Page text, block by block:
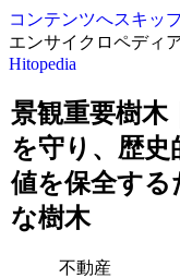
コンテンツへスキッ
エンサイクロペディ
Hitopedia
景観重要樹木
を守り、歴史
値を保全する
な樹木
不動産